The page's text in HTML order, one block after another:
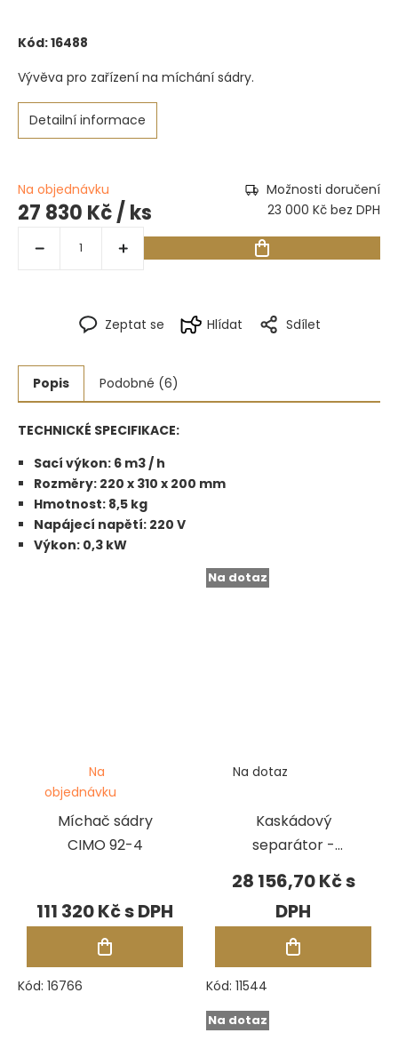
Kód:16488
Vývěva pro zařízení na míchání sádry.
Detailní informace
Zeptat se Hlídat Sdílet
Na objednávku Možnosti doručení
27 830 Kč/ ks 23 000 Kč bez DPH
Popis Podobné (6)
TECHNICKÉ SPECIFIKACE:
Sací výkon: 6 m3 / h
Rozměry: 220 x 310 x 200 mm
Hmotnost: 8,5 kg
Napájecí napětí: 220 V
Výkon: 0,3 kW
Míchač sádry
CIMO 92-4
Na
objednávku
111 320 Kč
Kód: 16766
Na dotaz
Kaskádový
separátor -
nerez
Na dotaz
28 156,70 Kč
Kód: 11544
Na dotaz